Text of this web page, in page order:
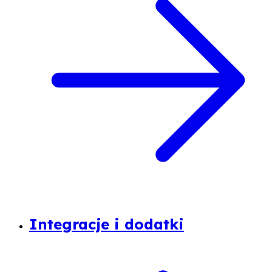
Integracje i dodatki